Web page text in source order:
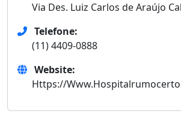
Via Des. Luiz Carlos de Araújo
Telefone:
(11) 4409-0888
Website:
Https://